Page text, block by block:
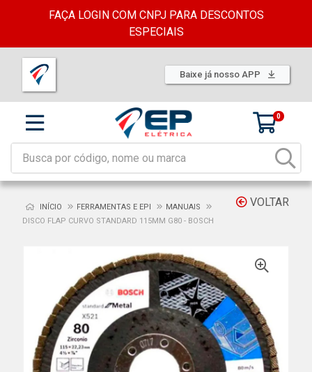
FAÇA LOGIN COM CNPJ PARA DESCONTOS
ESPECIAIS
Baixe já nosso APP
0
VOLTAR
INÍCIO FERRAMENTAS E EPI
MANUAIS
DISCO FLAP CURVO STANDARD 115MM G80 - BOSCH